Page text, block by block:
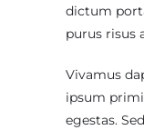
dictum
purus risus
Vivamus
ipsum
egestas.